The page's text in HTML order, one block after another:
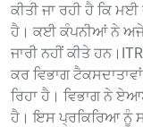
ਕੀਤੀ ਜਾ ਰਹੀ ਹੈ ਕਿ
ਹੈ। ਕਈ ਕੰਪਨੀਆਂ ਨੇ
ਜਾਰੀ ਨਹੀਂ ਕੀਤੇ
ਕਰ ਵਿਭਾਗ
ਰਿਹਾ ਹੈ। ਵਿਭਾਗ ਨੇ
ਹੈ। ਇਸ ਪ੍ਰਕਿਰਿਆ ਨੂੰ